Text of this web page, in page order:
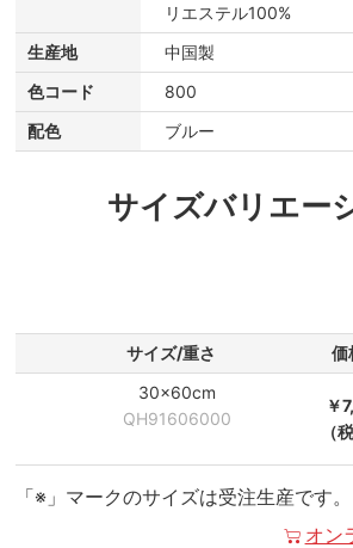
リエステル100%
生産地
中国製
色コード
800
配色
ブルー
サイズバリエー
サイズ/重さ
価
30×60cm
QH91606000
￥
（
「※」マークのサイズは受注生産です。
オン